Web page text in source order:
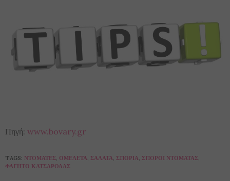
Πηγή: www.bovary.gr
TAGS: ΝΤΟΜΆΤΕΣ, ΟΜΕΛΈΤΑ, ΣΑΛΆΤΑ, ΣΠΌΡΙΑ, ΣΠΌΡΟΙ ΝΤΟΜΆΤΑΣ,
ΦΑΓΗΤΌ ΚΑΤΣΑΡΌΛΑΣ